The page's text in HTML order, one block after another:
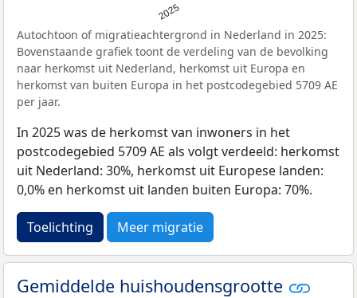
2025
Autochtoon of migratieachtergrond in Nederland in 2025:
Bovenstaande grafiek toont de verdeling van de bevolking
naar herkomst uit Nederland, herkomst uit Europa en
herkomst van buiten Europa in het postcodegebied 5709 AE
per jaar.
In 2025 was de herkomst van inwoners in het
postcodegebied 5709 AE als volgt verdeeld: herkomst
uit Nederland: 30%, herkomst uit Europese landen:
0,0% en herkomst uit landen buiten Europa: 70%.
Toelichting Meer migratie
Gemiddelde huishoudensgrootte